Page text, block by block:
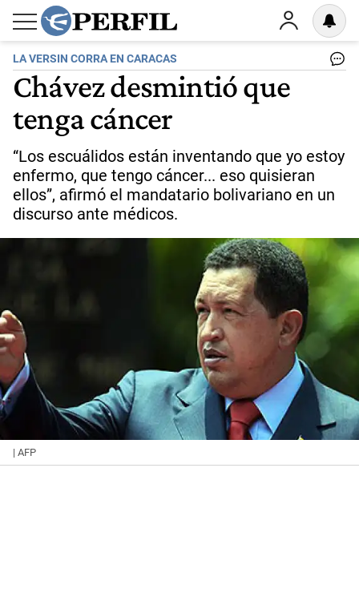
LA VERSIN CORRA EN CARACAS
Chávez desmintió que
tenga cáncer
“Los escuálidos están inventando que yo estoy
enfermo, que tengo cáncer... eso quisieran
ellos”, afirmó el mandatario bolivariano en un
discurso ante médicos.
| AFP